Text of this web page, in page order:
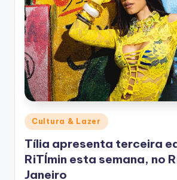
Posted
in
Cultura & Lazer
Tília apresenta terceira
RiTÍmin esta semana, no
Janeiro